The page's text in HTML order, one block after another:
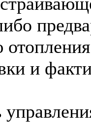
и